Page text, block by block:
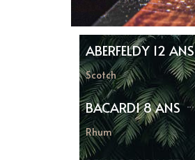
ABERFELDY 12 ANS
Scotch
BACARDI 8 ANS
Rhum